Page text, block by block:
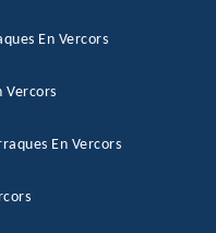
En Vercors
Vercors
En Vercors